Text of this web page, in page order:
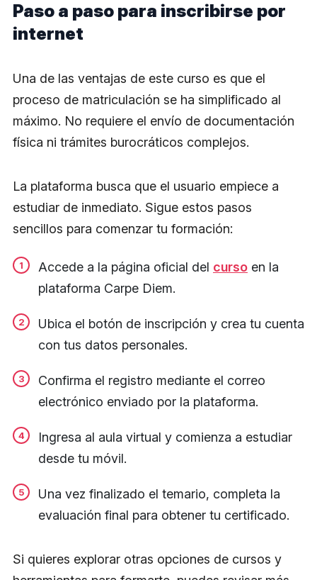
Paso a paso para inscribirse por
internet
Una de las ventajas de este curso es que el
proceso de matriculación se ha simplificado al
máximo. No requiere el envío de documentación
física ni trámites burocráticos complejos.
La plataforma busca que el usuario empiece a
estudiar de inmediato. Sigue estos pasos
sencillos para comenzar tu formación:
Accede a la página oficial del curso en la
plataforma Carpe Diem.
Ubica el botón de inscripción y crea tu cuenta
con tus datos personales.
Confirma el registro mediante el correo
electrónico enviado por la plataforma.
Ingresa al aula virtual y comienza a estudiar
desde tu móvil.
Una vez finalizado el temario, completa la
evaluación final para obtener tu certificado.
Si quieres explorar otras opciones de cursos y